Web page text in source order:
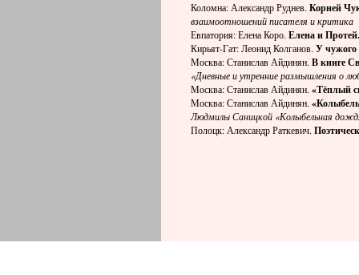
Коломна: Александр Руднев. Корней
взаимоотношений писателя и критика
Евпатория: Елена Коро. Елена и Протей.
Кирьят-Гат: Леонид Колганов. У чужого
Москва: Станислав Айдинян. В книге
«Дневные и утренние размышления о
Москва: Станислав Айдинян. «Тёплый
Москва: Станислав Айдинян.
Людмилы Саницкой «Колыбельная
Полоцк: Александр Раткевич.